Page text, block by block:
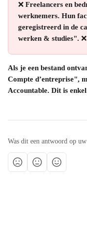
❌ Freelancers en
werknemers. Hun
geregistreerd in de
werken & studies". ❌
Als je een bestand
Compte d’entreprise",
Accountable. Dit is
Was dit een antwoord op